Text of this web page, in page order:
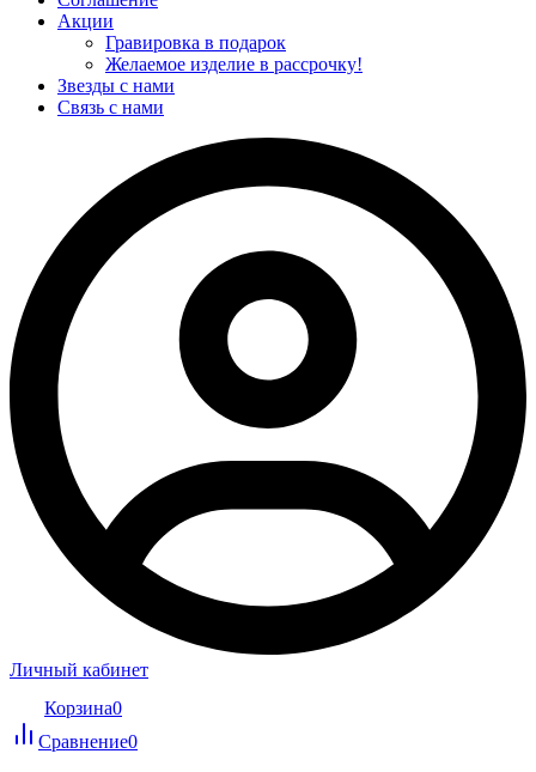
Акции
Гравировка в подарок
Желаемое изделие в рассрочку!
Звезды с нами
Связь с нами
Личный кабинет
Корзина0
Сравнение0